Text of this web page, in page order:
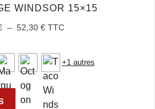
WINDSOR 15×15
– 52,30 € TTC
+1 autres